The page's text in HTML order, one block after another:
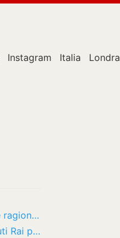
Instagram Italia Londra
I Nomadi: «Preferimmo Guccini a Mogol/Battisti. E “Dio è morto” ci diede ragione»
La Rai celebra Francesco Guccini e cambia i palinsesti: programmi e tributi Rai per…